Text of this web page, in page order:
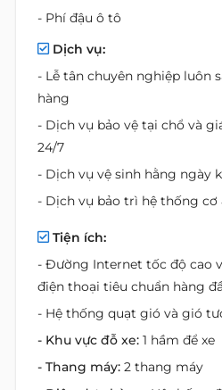
- Phí đậu ô tô
Dịch vụ:
- Lễ tân chuyên nghiệp luôn
hàng
- Dịch vụ bảo vệ tại chổ và
24/7
- Dịch vụ vệ sinh hằng ngày
- Dịch vụ bảo trì hệ thống cơ
Tiện ích:
- Đường Internet tốc độ cao
điện thoại tiêu chuẩn hàng
- Hệ thống quạt gió và gió
- Khu vực đỗ xe: 1 hầm để xe
- Thang máy: 2 thang máy